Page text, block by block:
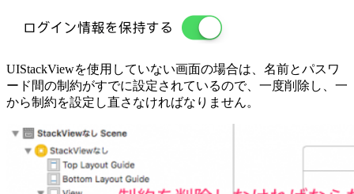
UIStackViewを使用していない画面の場合は、名前とパスワ
ード間の制約がすでに設定されているので、一度削除し、一
から制約を設定し直さなければなりません。